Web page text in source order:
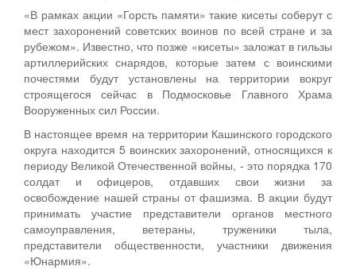
«В рамках акции «Горсть памяти» такие кисеты соберут с
мест захоронений советских воинов по всей стране и за
рубежом». Известно, что позже «кисеты» заложат в гильзы
артиллерийских снарядов, которые затем с воинскими
почестями будут установлены на территории вокруг
строящегося сейчас в Подмосковье Главного Храма
Вооруженных сил России.
В настоящее время на территории Кашинского городского
округа находится 5 воинских захоронений, относящихся к
периоду Великой Отечественной войны, - это порядка 170
солдат и офицеров, отдавших свои жизни за
освобождение нашей страны от фашизма. В акции будут
принимать участие представители органов местного
самоуправления, ветераны, труженики тыла,
представители общественности, участники движения
«Юнармия».